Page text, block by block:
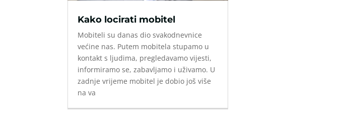
Kako locirati mobitel
Mobiteli su danas dio svakodnevnice
većine nas. Putem mobitela stupamo u
kontakt s ljudima, pregledavamo vijesti,
informiramo se, zabavljamo i uživamo. U
zadnje vrijeme mobitel je dobio još više
na va